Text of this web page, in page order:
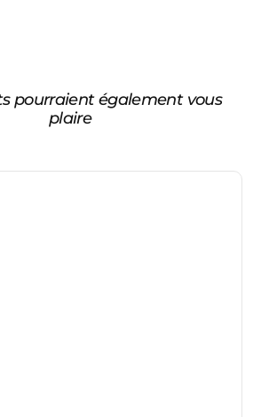
pourraient également vous
plaire